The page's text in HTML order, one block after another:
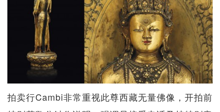
拍卖行Cambi非常重视此尊西藏无量佛像，开拍前